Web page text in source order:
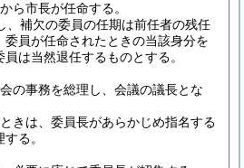
ら市長が任命する。
、補欠の委員の任期は前任者の残任
委員が任命されたときの当該身分を
は当然退任するものとする。
の事務を総理し、会議の議長とな
きは、委員長があらかじめ指名する
る。